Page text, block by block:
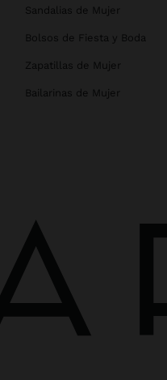
Sandalias de Mujer
Bolsos de Fiesta y Boda
Zapatillas de Mujer
Bailarinas de Mujer